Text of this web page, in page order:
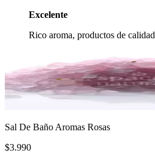
Excelente
Rico aroma, productos de calidad
Sal De Baño Aromas Rosas
$3.990